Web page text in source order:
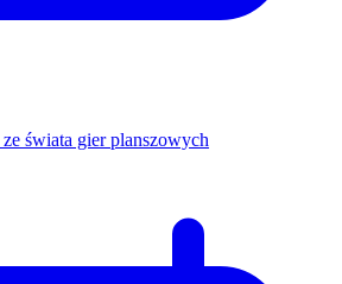
świata gier planszowych